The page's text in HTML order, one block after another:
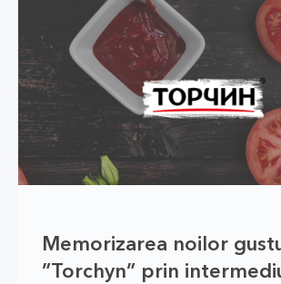
Memorizarea noilor
”Torchyn” prin